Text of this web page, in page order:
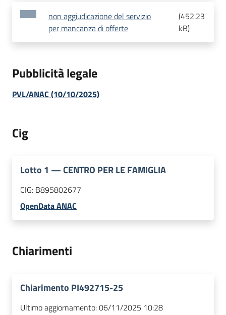
non aggiudicazione del servizio
per mancanza di offerte
(452.23
kB)
Pubblicità legale
PVL/ANAC (10/10/2025)
Cig
Lotto 1 —CENTRO PER LE FAMIGLIA
CIG: B895802677
OpenData ANAC
Chiarimenti
Chiarimento PI492715-25
Ultimo aggiornamento:06/11/2025 10:28